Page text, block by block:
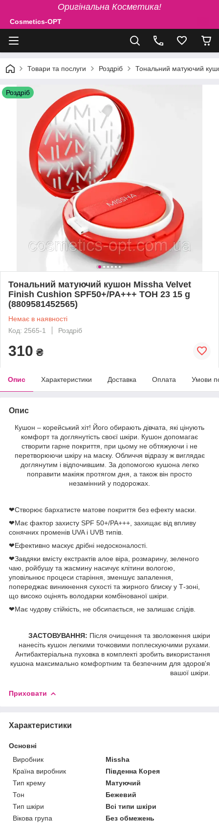
Оригінальна Косметика!
Cosmetics-OPT
Товари та послуги Роздріб Тональний матуючий
Роздріб
Тональний матуючий кушон Missha Velvet
Finish Cushion SPF50+/PA+++ ТОН 23 15 g
(8809581452565)
Немає в наявності
Код: 2565-1
Роздріб
310 ₴
Опис Характеристики Доставка Оплата Умови
Опис
Кушон – корейський хіт! Його обирають дівчата, які цінують
комфорт та доглянутість своєї шкіри. Кушон допомагає
створити гарне покриття, при цьому не обтяжуючи і не
перетворюючи шкіру на маску. Обличчя відразу ж виглядає
доглянутим і відпочившим. За допомогою кушона легко
поправити макіяж протягом дня, а також він просто
незамінний у подорожах.
❤Створює бархатисте матове покриття без ефекту маски.
❤Має фактор захисту SPF 50+/PA+++, захищає від впливу
сонячних променів UVA і UVB типів.
❤Ефективно маскує дрібні недосконалості.
❤Завдяки вмісту екстрактів алое віра, розмарину, зеленого
чаю, ройбушу та жасмину насичує клітини вологою,
уповільнює процеси старіння, зменшує запалення,
попереджає виникнення сухості та жирного блиску у Т-зоні,
що високо оцінять володарки комбінованої шкіри.
❤Має чудову стійкість, не обсипається, не залишає слідів.
ЗАСТОВУВАННЯ: Після очищення та зволоження шкіри
нанесіть кушон легкими точковими поплескуючими рухами.
Антибактеріальна пуховка в комплекті зробить використання
кушона максимально комфортним та безпечним для здоров'я
вашої шкіри.
Приховати
Характеристики
Основні
Виробник
Missha
Країна виробник
Південна Корея
Тип крему
Матуючий
Тон
Бежевий
Тип шкіри
Всі типи шкіри
Вікова група
Без обмежень